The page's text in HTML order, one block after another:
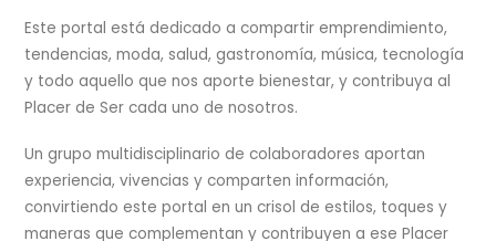
Top
Este portal está dedicado a compartir emprendimiento,
tendencias, moda, salud, gastronomía, música, tecnología
y todo aquello que nos aporte bienestar, y contribuya al
Placer de Ser cada uno de nosotros.
Un grupo multidisciplinario de colaboradores aportan
experiencia, vivencias y comparten información,
convirtiendo este portal en un crisol de estilos, toques y
maneras que complementan y contribuyen a ese Placer